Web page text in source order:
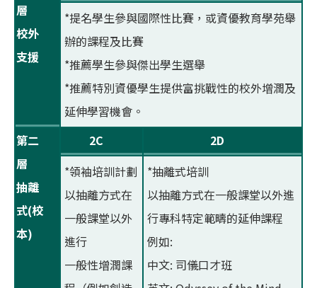
層
校外
支援
*提名學生參與國際性比賽，或資優教育學苑舉
辦的課程及比賽
*推薦學生參與傑出學生選舉
*推薦特別資優學生提供富挑戰性的校外增潤及
延伸學習機會。
第二
層
抽離
式(校
本)
2C
2D
*領袖培訓計劃
以抽離方式在
一般課堂以外
進行
一般性增潤課
*抽離式培訓
以抽離方式在一般課堂以外進
行專科特定範疇的延伸課程
例如:
中文: 司儀口才班